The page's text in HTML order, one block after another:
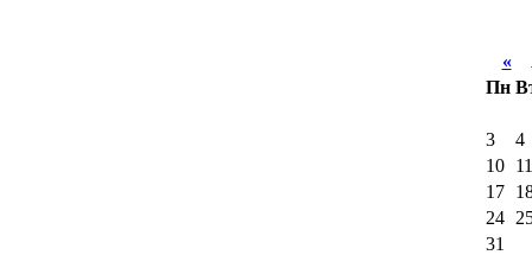
«
Пн
3
4
10
11
17
24
31